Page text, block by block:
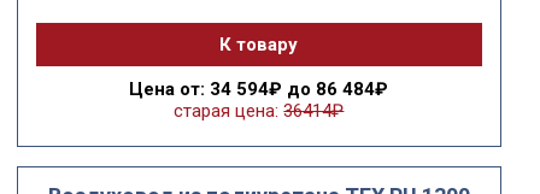
К товару
Цена от: 34 594₽ до 86 484₽
старая цена: 36414₽